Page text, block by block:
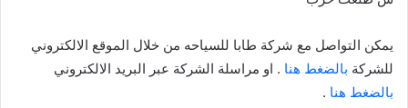
يمكن التواصل مع شركة طابا للسياحه من خلال الموقع الالكتروني
للشركة بالضغط هنا . او مراسلة الشركة عبر البريد الالكتروني
بالضغط هنا .